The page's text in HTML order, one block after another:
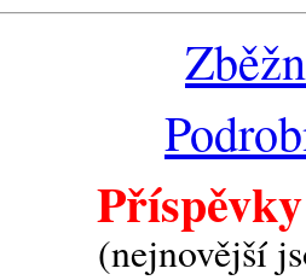
(nejnovější